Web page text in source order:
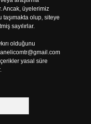
Ancak, üyelerimiz
taşımakta olup, siteye
sayılırlar.
olduğunu
yasal süre